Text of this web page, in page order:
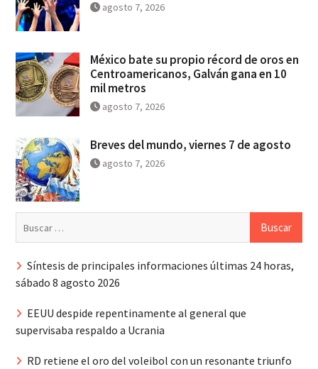
agosto 7, 2026
México bate su propio récord de oros en
Centroamericanos, Galván gana en 10
mil metros
agosto 7, 2026
Breves del mundo, viernes 7 de agosto
agosto 7, 2026
Síntesis de principales informaciones últimas 24 horas,
sábado 8 agosto 2026
EEUU despide repentinamente al general que
supervisaba respaldo a Ucrania
RD retiene el oro del voleibol con un resonante triunfo